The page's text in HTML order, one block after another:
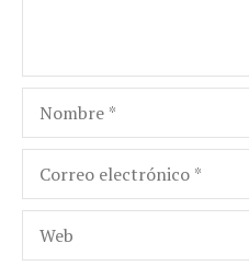
Nombre
Correo
electrónico
Web